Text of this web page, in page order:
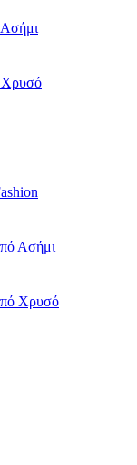
Ασήμι
Χρυσό
Ασήμι
Χρυσό